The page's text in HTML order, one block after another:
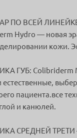
ПО ВСЕЙ ЛИНЕЙКЕ
Hydro — новая
кожи.
ГУБ: Colibriderm
пациента.все
и канюлей.
СРЕДНЕЙ ТРЕТИ